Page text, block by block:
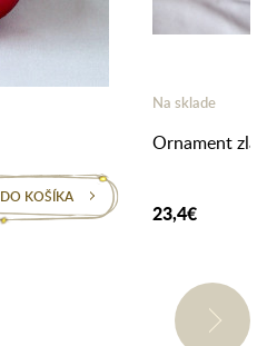
DO KOŠÍKA
Na sklade
Ornament
23,4€